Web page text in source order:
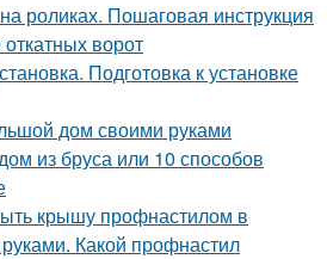
роликах. Пошаговая инструкция
ворот
Подготовка к установке
дом своими руками
из бруса или 10 способов
крышу профнастилом в
Какой профнастил